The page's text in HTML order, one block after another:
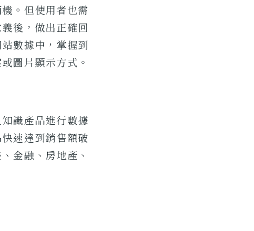
。但使用者也需
後，做出正確回
數據中，掌握到
圖片顯示方式。
識產品進行數據
速達到銷售額破
金融、房地產、